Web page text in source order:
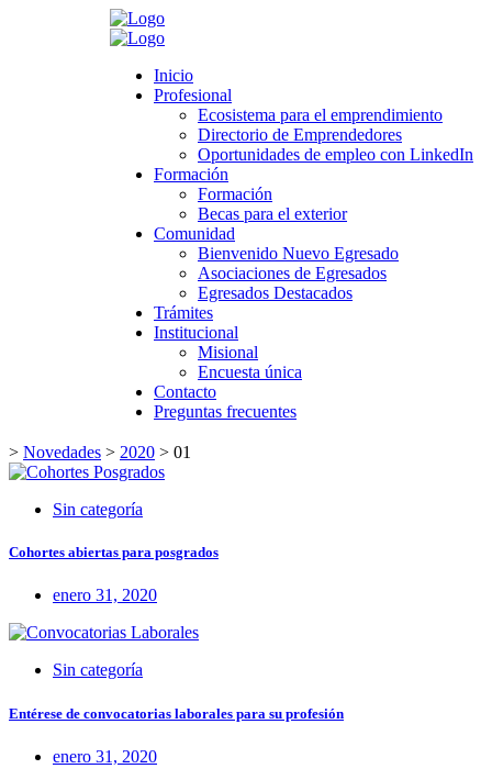
Inicio
Profesional
Ecosistema para el emprendimiento
Directorio de Emprendedores
Oportunidades de empleo con LinkedIn
Formación
Formación
Becas para el exterior
Comunidad
Bienvenido Nuevo Egresado
Asociaciones de Egresados
Egresados Destacados
Trámites
Institucional
Misional
Encuesta única
Contacto
Preguntas frecuentes
Ecosistema para el emprendimiento
Directorio de Emprendedores
Oportunidades de empleo con LinkedIn
Becas para el exterior
Bienvenido Nuevo Egresado
Asociaciones de Egresados
Egresados Destacados
Institucional
Encuesta única
Preguntas frecuentes
> Novedades > 2020 > 01
Sin categoría
Cohortes abiertas para posgrados
enero 31, 2020
Sin categoría
Entérese de convocatorias laborales para su profesión
enero 31, 2020